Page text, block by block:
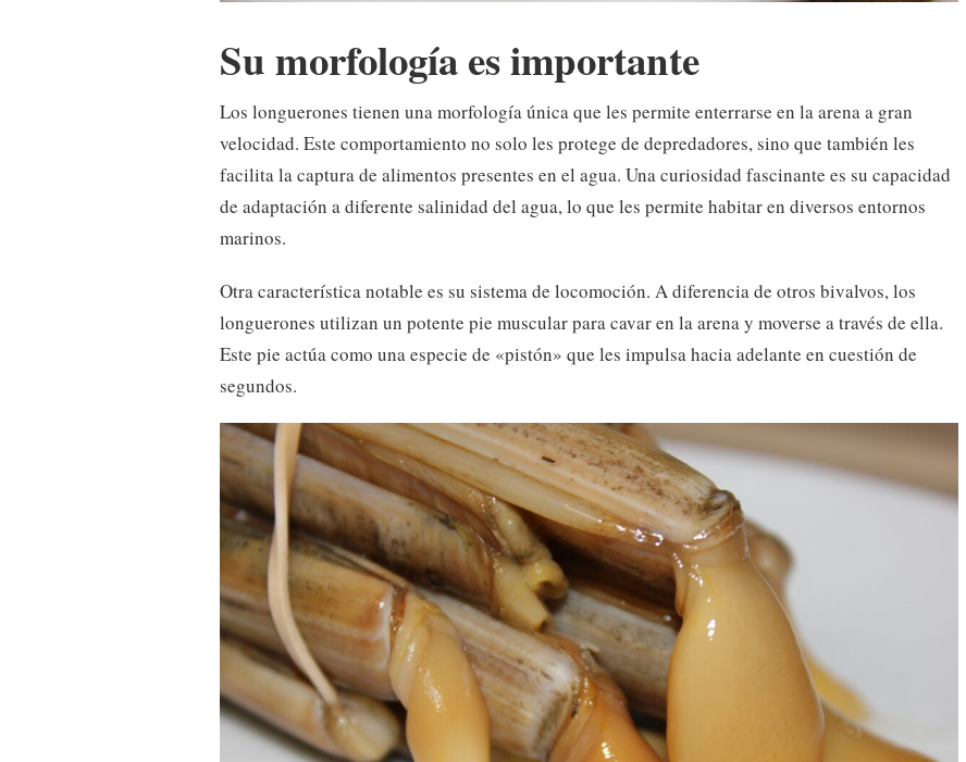
Su morfología es importante
Los longuerones tienen una morfología única que les permite enterrarse en la arena a gran
velocidad. Este comportamiento no solo les protege de depredadores, sino que también les
facilita la captura de alimentos presentes en el agua. Una curiosidad fascinante es su capacidad
de adaptación a diferente salinidad del agua, lo que les permite habitar en diversos entornos
marinos.
Otra característica notable es su sistema de locomoción. A diferencia de otros bivalvos, los
longuerones utilizan un potente pie muscular para cavar en la arena y moverse a través de ella.
Este pie actúa como una especie de «pistón» que les impulsa hacia adelante en cuestión de
segundos.